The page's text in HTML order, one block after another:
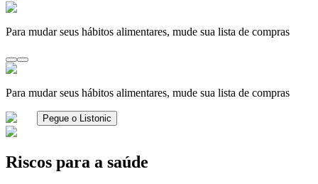
Para mudar seus hábitos alimentares, mude sua lista de compras
Para mudar seus hábitos alimentares, mude sua lista de compras
Pegue o Listonic
Riscos para a saúde